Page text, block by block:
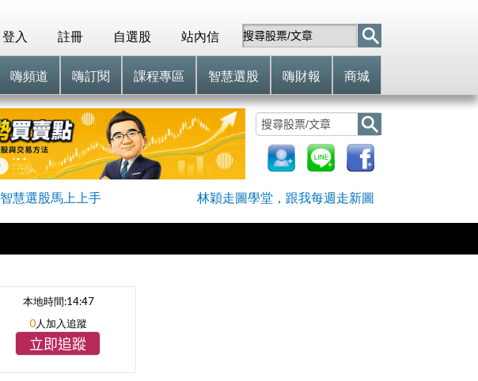
站內信
自選股
註冊
登入
嗨頻道 嗨訂閱 課程專區 智慧選股 嗨財報 商城
智慧選股馬上上手 林穎走圖學堂，跟我每週走新圖
本地時間:14:47
0人加入追蹤
立即追蹤